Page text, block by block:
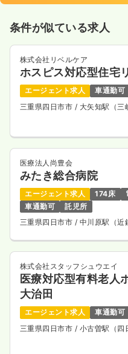
条件が似ている求人
株式会社リベルケア
ホスピス対応型住宅
エージェント求人
車通勤可
三重県四日市市 / 大矢知駅（三
医療法人尚豊会
みたき総合病院
エージェント求人 174床
車通勤可
託児所
三重県四日市市 / 中川原駅（近
株式会社スタッフシュウエイ
医療対応型有料老人
大治田
エージェント求人 車通勤可
三重県四日市市 / 小古曽駅（四